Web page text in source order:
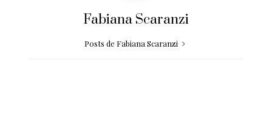
Fabiana Scaranzi
Posts de Fabiana Scaranzi